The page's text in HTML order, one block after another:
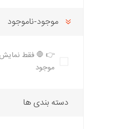
Dongil
شرکت سیال
موجود-ناموجود
👉 🛑 فقط نمایش
موجود
دسته بندی ها